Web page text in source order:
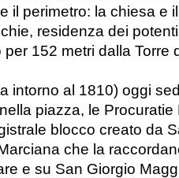
il perimetro: la chiesa e
residenza dei
152 metri dalla Torre
intorno al 1810) oggi
piazza, le
blocco creato da
che la
e su San Giorgio